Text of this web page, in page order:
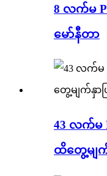
8 လက်မ
မော်နီတာ
43 လက်မ
ထိတွေ့မျက်